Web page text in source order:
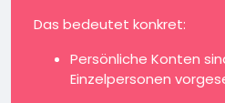
Das bedeutet konkret:
Persönliche Konten
Einzelpersonen